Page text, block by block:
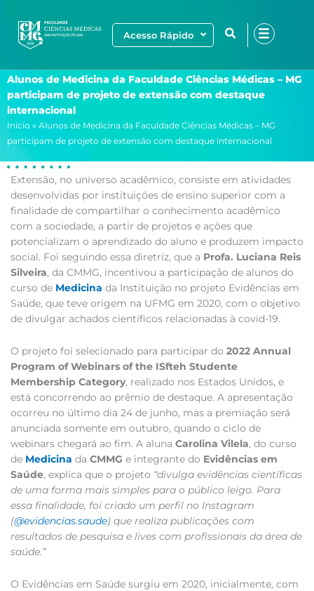
para
Acesso Rápido
Alunos de Medicina da Faculdade Ciências Médicas – MG
participam de projeto de extensão com destaque
internacional
Início » Alunos de Medicina da Faculdade Ciências Médicas – MG
participam de projeto de extensão com destaque internacional
Extensão, no universo acadêmico, consiste em atividades
desenvolvidas por instituições de ensino superior com a
finalidade de compartilhar o conhecimento acadêmico
com a sociedade, a partir de projetos e ações que
potencializam o aprendizado do aluno e produzem impacto
social. Foi seguindo essa diretriz, que a Profa. Luciana Reis
Silveira, da CMMG, incentivou a participação de alunos do
curso de Medicina da Instituição no projeto Evidências em
Saúde, que teve origem na UFMG em 2020, com o objetivo
de divulgar achados científicos relacionadas à covid-19.
O projeto foi selecionado para participar do 2022 Annual
Program of Webinars of the ISfteh Studente
Membership Category, realizado nos Estados Unidos, e
está concorrendo ao prêmio de destaque. A apresentação
ocorreu no último dia 24 de junho, mas a premiação será
anunciada somente em outubro, quando o ciclo de
webinars chegará ao fim. A aluna Carolina Vilela, do curso
de Medicina da CMMG e integrante do Evidências em
Saúde, explica que o projeto “divulga evidências científicas
de uma forma mais simples para o público leigo. Para
essa finalidade, foi criado um perfil no Instagram
(@evidencias.saude) que realiza publicações com
resultados de pesquisa e lives com profissionais da área de
saúde.”
O Evidências em Saúde surgiu em 2020, inicialmente, com